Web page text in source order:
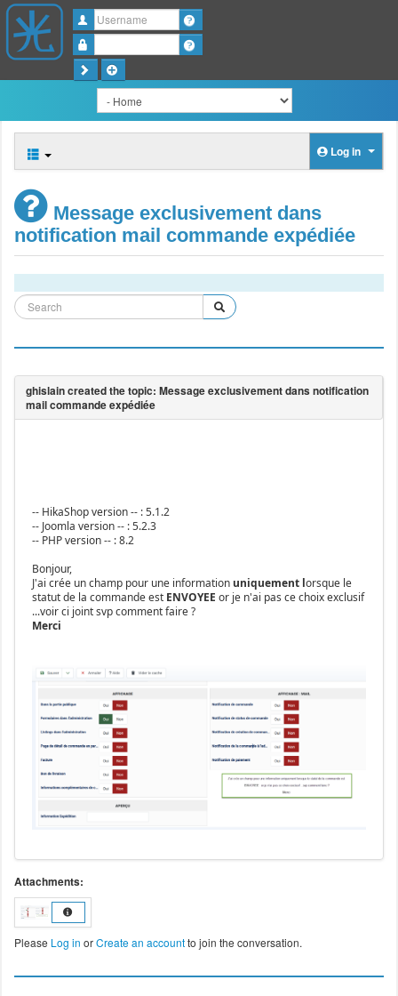
Username
Log in
Message exclusivement dans
notification mail commande expédiée
-- HikaShop version -- : 5.1.2
-- Joomla version -- : 5.2.3
-- PHP version -- : 8.2
Bonjour,
J'ai crée un champ pour une informationuniquement lorsque le
statut de la commande est ENVOYEE or je n'ai pas ce choix exclusif
...voir ci joint svp comment faire ?
Merci
Attachments:
Please Log in orCreate an accountto join the conversation.